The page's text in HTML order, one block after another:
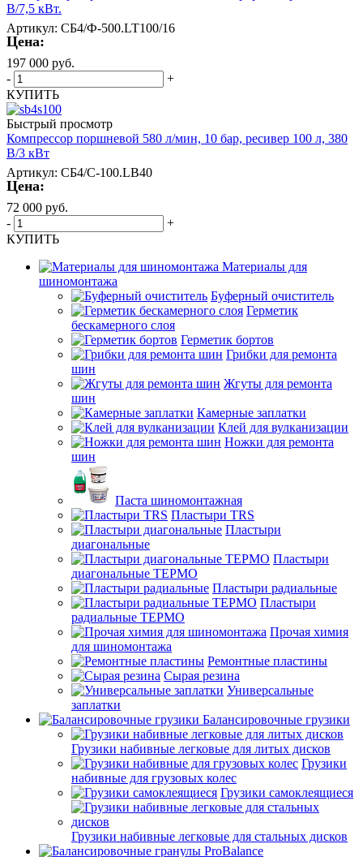
В/7,5 кВт.
Артикул: СБ4/Ф-500.LT100/16
Цена:
197 000 руб.
-
+
КУПИТЬ
Быстрый просмотр
Компрессор поршневой 580 л/мин, 10 бар, ресивер 100 л, 380
В/3 кВт
Артикул: СБ4/С-100.LB40
Цена:
72 000 руб.
-
+
КУПИТЬ
Материалы для
шиномонтажа
Буферный очиститель
Герметик
бескамерного слоя
Герметик бортов
Грибки для ремонта
шин
Жгуты для ремонта
шин
Камерные заплатки
Клей для вулканизации
Ножки для ремонта
шин
Паста шиномонтажная
Пластыри TRS
Пластыри
диагональные
Пластыри
диагональные ТЕРМО
Пластыри радиальные
Пластыри
радиальные ТЕРМО
Прочая химия
для шиномонтажа
Ремонтные пластины
Сырая резина
Универсальные
заплатки
Балансировочные грузики
Грузики набивные легковые для литых дисков
Грузики
набивные для грузовых колес
Грузики самоклеящиеся
Грузики набивные легковые для стальных дисков